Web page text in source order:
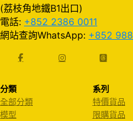
(荔枝角地鐵B1出口)
電話: +852 2386 0011
網站查詢WhatsApp: +852
分類
全部分類
模型
系列
特價貨品
限購貨品